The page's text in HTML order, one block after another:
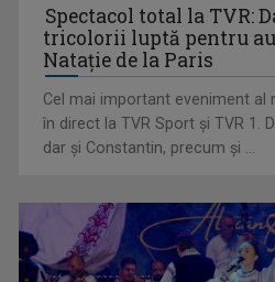
Hora care unește generații | VIDEO
Spectacol total la TVR:
tricolorii luptă pentru
Natație de la Paris
Cel mai important eveniment al
în direct la TVR Sport şi TVR 1.
dar şi Constantin, precum şi ...